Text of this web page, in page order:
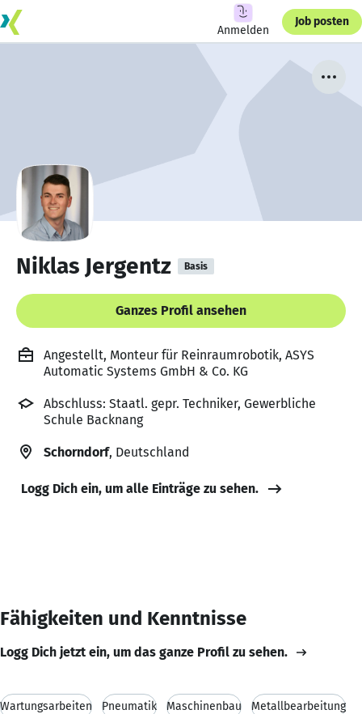
Anmelden
Job posten
Niklas Jergentz Basis
Ganzes Profil ansehen
Angestellt, Monteur für Reinraumrobotik, ASYS
Automatic Systems GmbH & Co. KG
Abschluss: Staatl. gepr. Techniker, Gewerbliche
Schule Backnang
Schorndorf, Deutschland
Logg Dich ein, um alle Einträge zu sehen.
Fähigkeiten und Kenntnisse
Logg Dich jetzt ein, um das ganze Profil zu sehen.
Wartungsarbeiten Pneumatik Maschinenbau Metallbearbeitung